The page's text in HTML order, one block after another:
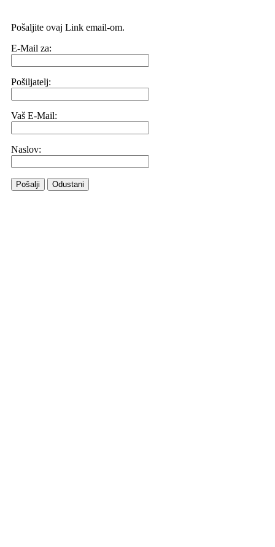
Pošaljite ovaj Link email-om.
E-Mail za:
Pošiljatelj:
Vaš E-Mail:
Naslov:
Pošalji Odustani